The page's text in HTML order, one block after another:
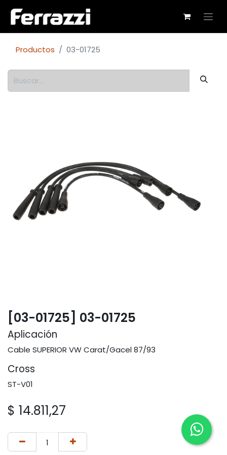
Productos 03-01725
[03-01725] 03-01725
Aplicación
Cable SUPERIOR VW Carat/Gacel 87/93
Cross
ST-V01
$ 14.811,27